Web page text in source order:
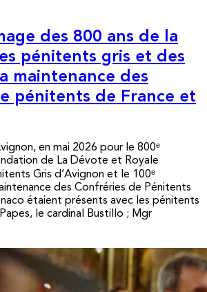
des 800 ans de la
pénitents gris et des
maintenance des
pénitents de France et
en mai 2026 pour le 800ᵉ
de La Dévote et Royale
Gris d’Avignon et le 100ᵉ
des Confréries de Pénitents
étaient présents avec les pénitents
le cardinal Bustillo ; Mgr